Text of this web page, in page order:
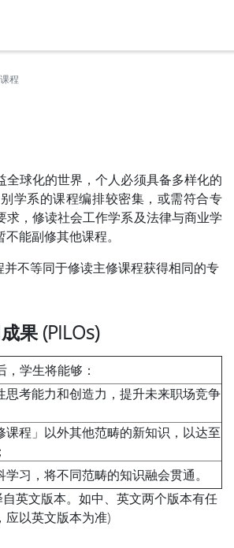
程
全球化的世界，个人必须具备多样化的
学系的课程编排较密集，或需符合专
求，修读社会工作学系及法律与商业学
能副修其他课程。
不等同于修读主修课程获得相同的专
果 (PILOs)
学生将能够：
思考能力和创造力，提升未来职场竞争
课程」以外其他范畴的新知识，以达至
学习，将不同范畴的知识融会贯通。
英文版本。如中、英文两个版本有任
应以英文版本为准)